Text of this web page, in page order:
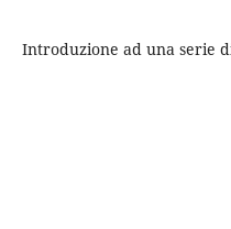
Introduzione ad una serie